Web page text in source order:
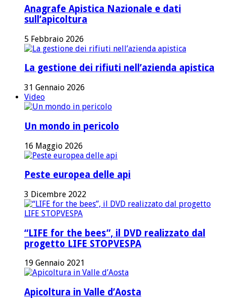
Anagrafe Apistica Nazionale e dati
sull’apicoltura
5 Febbraio 2026
La gestione dei rifiuti nell’azienda apistica
31 Gennaio 2026
Video
Un mondo in pericolo
16 Maggio 2026
Peste europea delle api
3 Dicembre 2022
“LIFE for the bees”, il DVD realizzato dal
progetto LIFE STOPVESPA
19 Gennaio 2021
Apicoltura in Valle d’Aosta